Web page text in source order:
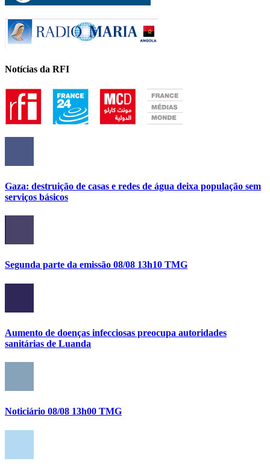
Notícias da RFI
Gaza: destruição de casas e redes de água deixa população sem
serviços básicos
Segunda parte da emissão 08/08 13h10 TMG
Aumento de doenças infecciosas preocupa autoridades
sanitárias de Luanda
Noticiário 08/08 13h00 TMG